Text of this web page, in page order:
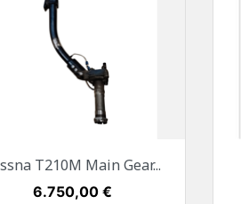
Vorschau
T210M Main Gear...
Preis
6.750,00 €